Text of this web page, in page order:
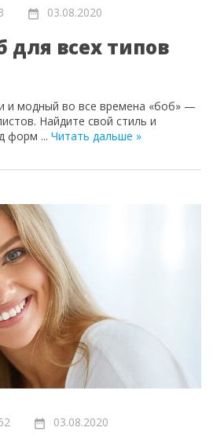
03.08.2020
для всех типов
и модный во все времена «боб» —
Найдите свой стиль и
форм ... Читать дальше »
03.08.2020